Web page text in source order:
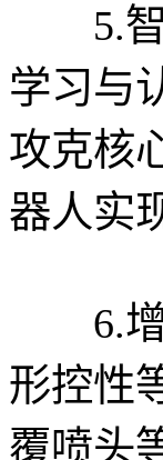
5.智
学习与
攻克核
器人实
6.增
形控性
覆喷头